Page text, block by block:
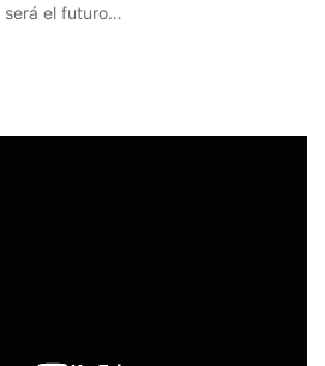
el futuro…